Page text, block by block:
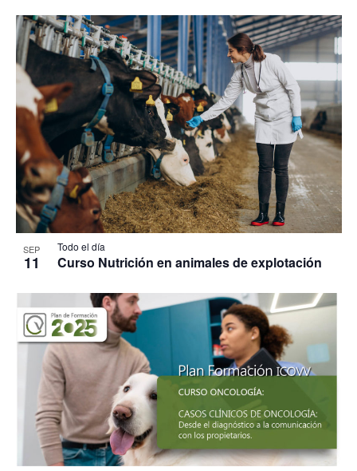
SEP
11
Todo el día
Curso Nutrición en animales de explotación